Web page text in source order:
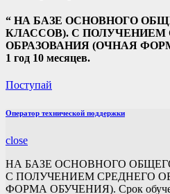
“ НА БАЗЕ ОСНОВНОГО
КЛАССОВ). С ПОЛУЧЕНИЕМ
ОБРАЗОВАНИЯ (ОЧНАЯ
1 год 10 месяцев.
Поступай
Оператор технической поддержки
close
НА БАЗЕ ОСНОВНОГО
С ПОЛУЧЕНИЕМ СРЕДНЕГО
ФОРМА ОБУЧЕНИЯ). Срок